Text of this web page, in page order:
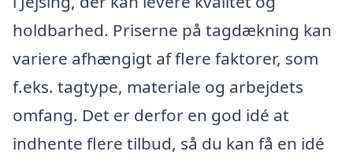
holdbarhed. Priserne på tagdækning kan
variere afhængigt af flere faktorer, som
f.eks. tagtype, materiale og arbejdets
omfang. Det er derfor en god idé at
indhente flere tilbud, så du kan få en idé